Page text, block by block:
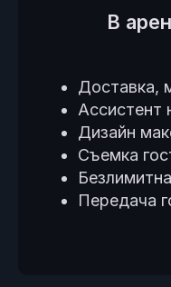
В
Доставка,
Ассистент
Дизайн
Съемка
Передача